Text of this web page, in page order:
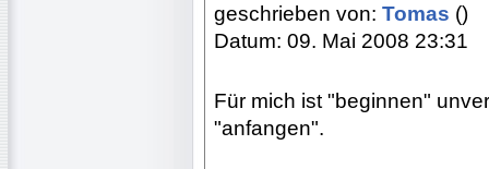
geschrieben von: Tomas ()
Datum: 09. Mai 2008 23:31
Für mich ist "beginnen"
"anfangen".